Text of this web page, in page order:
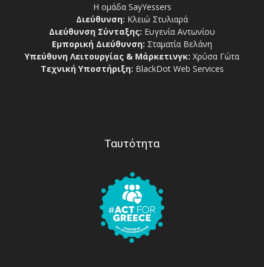
Η ομάδα SayYessers
Διεύθυνση: Κλειώ Στυλιαρά
Διεύθυνση Σύνταξης: Ευγενία Αντωνίου
Εμπορική Διεύθυνση: Σταματία Βελάνη
Υπεύθυνη Λειτουργίας & Μάρκετινγκ: Χρύσα Γώτα
Τεχνική Υποστήριξη: BlackDot Web Services
Ταυτότητα